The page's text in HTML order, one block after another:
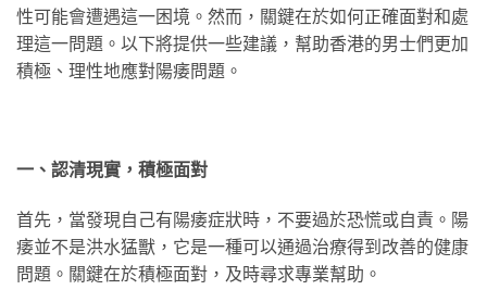
性可能會遭遇這一困境。然而，關鍵在於如何正確面對和處
理這一問題。以下將提供一些建議，幫助香港的男士們更加
積極、理性地應對陽痿問題。
一、認清現實，積極面對
首先，當發現自己有陽痿症狀時，不要過於恐慌或自責。陽
痿並不是洪水猛獸，它是一種可以通過治療得到改善的健康
問題。關鍵在於積極面對，及時尋求專業幫助。